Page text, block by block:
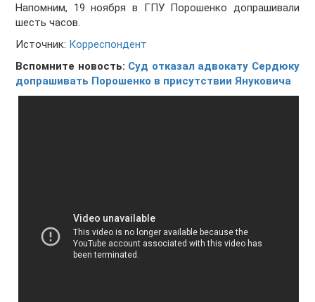
Напомним, 19 ноября в ГПУ Порошенко допрашивали
шесть часов.
Источник: Корреспондент
Вспомните новость: Суд отказал адвокату Сердюку
допрашивать Порошенко в присутствии Януковича